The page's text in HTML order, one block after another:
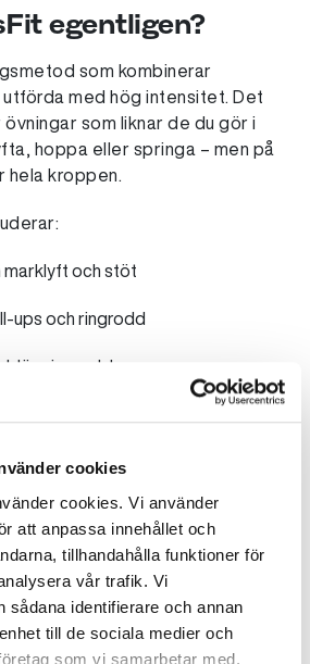
cookies
cookies. Vi använder
att anpassa innehållet och
tillhandahålla funktioner för
vår trafik. Vi
sådana identifierare och annan
till de sociala medier och
som vi samarbetar med.
egentligen?
som kombinerar
med hög intensitet. Det
som liknar de du gör i
hoppa eller springa – men på
hela kroppen.
marklyft och stöt
ups och ringrodd
löpning och burpees
där du kan utmana dig själv att
som möjligt på en viss tid
varje minut på minuten (EMOM).
CrossFit?